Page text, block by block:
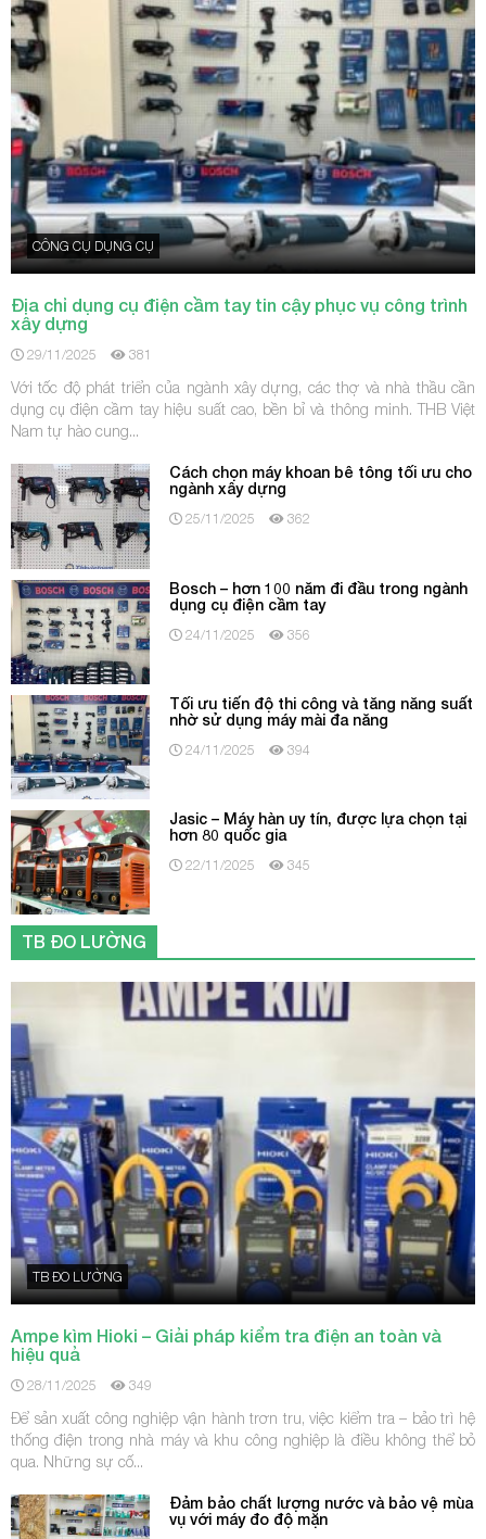
CÔNG CỤ DỤNG CỤ
Địa chỉ dụng cụ điện cầm tay tin cậy phục vụ công trình
xây dựng
29/11/2025 381
Với tốc độ phát triển của ngành xây dựng, các thợ và nhà thầu cần
dụng cụ điện cầm tay hiệu suất cao, bền bỉ và thông minh. THB Việt
Nam tự hào cung...
Cách chọn máy khoan bê tông tối ưu cho
ngành xây dựng
25/11/2025 362
Bosch – hơn 100 năm đi đầu trong ngành
dụng cụ điện cầm tay
24/11/2025 356
Tối ưu tiến độ thi công và tăng năng suất
nhờ sử dụng máy mài đa năng
24/11/2025 394
Jasic – Máy hàn uy tín, được lựa chọn tại
hơn 80 quốc gia
22/11/2025 345
TB ĐO LƯỜNG
TB ĐO LƯỜNG
Ampe kìm Hioki – Giải pháp kiểm tra điện an toàn và
hiệu quả
28/11/2025 349
Để sản xuất công nghiệp vận hành trơn tru, việc kiểm tra – bảo trì hệ
thống điện trong nhà máy và khu công nghiệp là điều không thể bỏ
qua. Những sự cố...
Đảm bảo chất lượng nước và bảo vệ mùa
vụ với máy đo độ mặn